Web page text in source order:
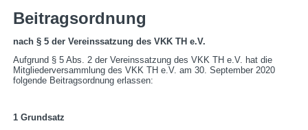
Beitragsordnung
nach § 5 der Vereinssatzung des VKK TH e.V.
Aufgrund § 5 Abs. 2 der Vereinssatzung des VKK TH e.V. hat die
Mitgliederversammlung des VKK TH e.V. am 30. September 2020
folgende Beitragsordnung erlassen:
1Grundsatz